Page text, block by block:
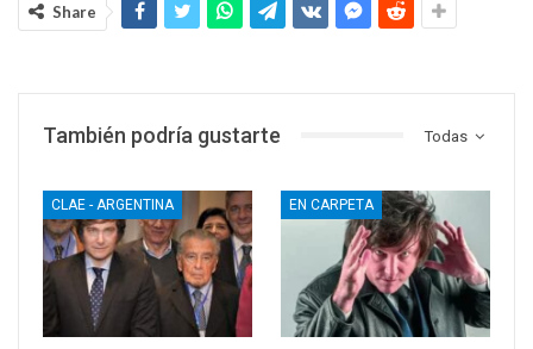
Share
Todas
También podría gustarte
CLAE - ARGENTINA EN CARPETA